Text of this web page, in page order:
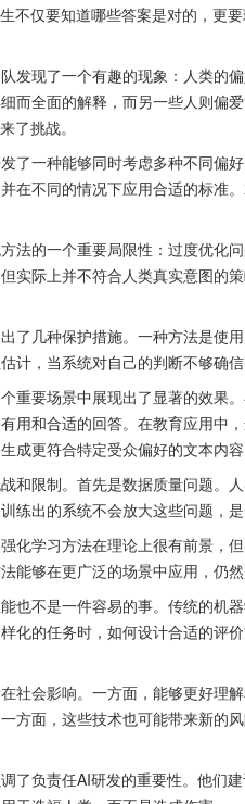
不仅要知道哪些答案是对的，更
发现了一个有趣的现象：人类的
而全面的解释，而另一些人则偏
了挑战。
了一种能够同时考虑多种不同偏
在不同的情况下应用合适的标准
法的一个重要局限性：过度优化
实际上并不符合人类真实意图的
了几种保护措施。一种方法是使
计，当系统对自己的判断不够确
重要场景中展现出了显著的效果
用和合适的回答。在教育应用中
成更符合特定受众偏好的文本内容
和限制。首先是数据质量问题。
练出的系统不会放大这些问题，是
化学习方法在理论上很有前景，
能够在更广泛的场景中应用，仍然
也不是一件容易的事。传统的机
化的任务时，如何设计合适的评
社会影响。一方面，能够更好理
方面，这些技术也可能带来新的
了负责任AI研发的重要性。他们